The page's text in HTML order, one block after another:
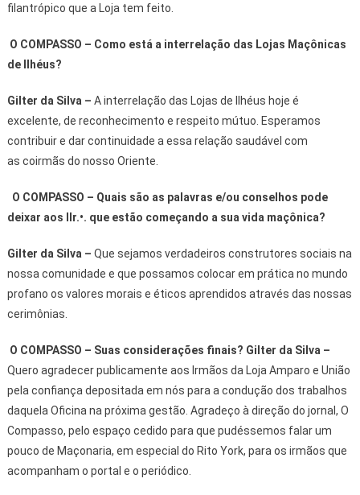
filantrópico que a Loja tem feito.
O COMPASSO – Como está a interrelação das Lojas Maçônicas
de Ilhéus?
Gilter da Silva – A interrelação das Lojas de Ilhéus hoje é
excelente, de reconhecimento e respeito mútuo. Esperamos
contribuir e dar continuidade a essa relação saudável com
as coirmãs do nosso Oriente.
O COMPASSO – Quais são as palavras e/ou conselhos pode
deixar aos IIr.•. que estão começando a sua vida maçônica?
Gilter da Silva – Que sejamos verdadeiros construtores sociais na
nossa comunidade e que possamos colocar em prática no mundo
profano os valores morais e éticos aprendidos através das nossas
cerimônias.
O COMPASSO – Suas considerações finais? Gilter da Silva –
Quero agradecer publicamente aos Irmãos da Loja Amparo e União
pela confiança depositada em nós para a condução dos trabalhos
daquela Oficina na próxima gestão. Agradeço à direção do jornal, O
Compasso, pelo espaço cedido para que pudéssemos falar um
pouco de Maçonaria, em especial do Rito York, para os irmãos que
acompanham o portal e o periódico.